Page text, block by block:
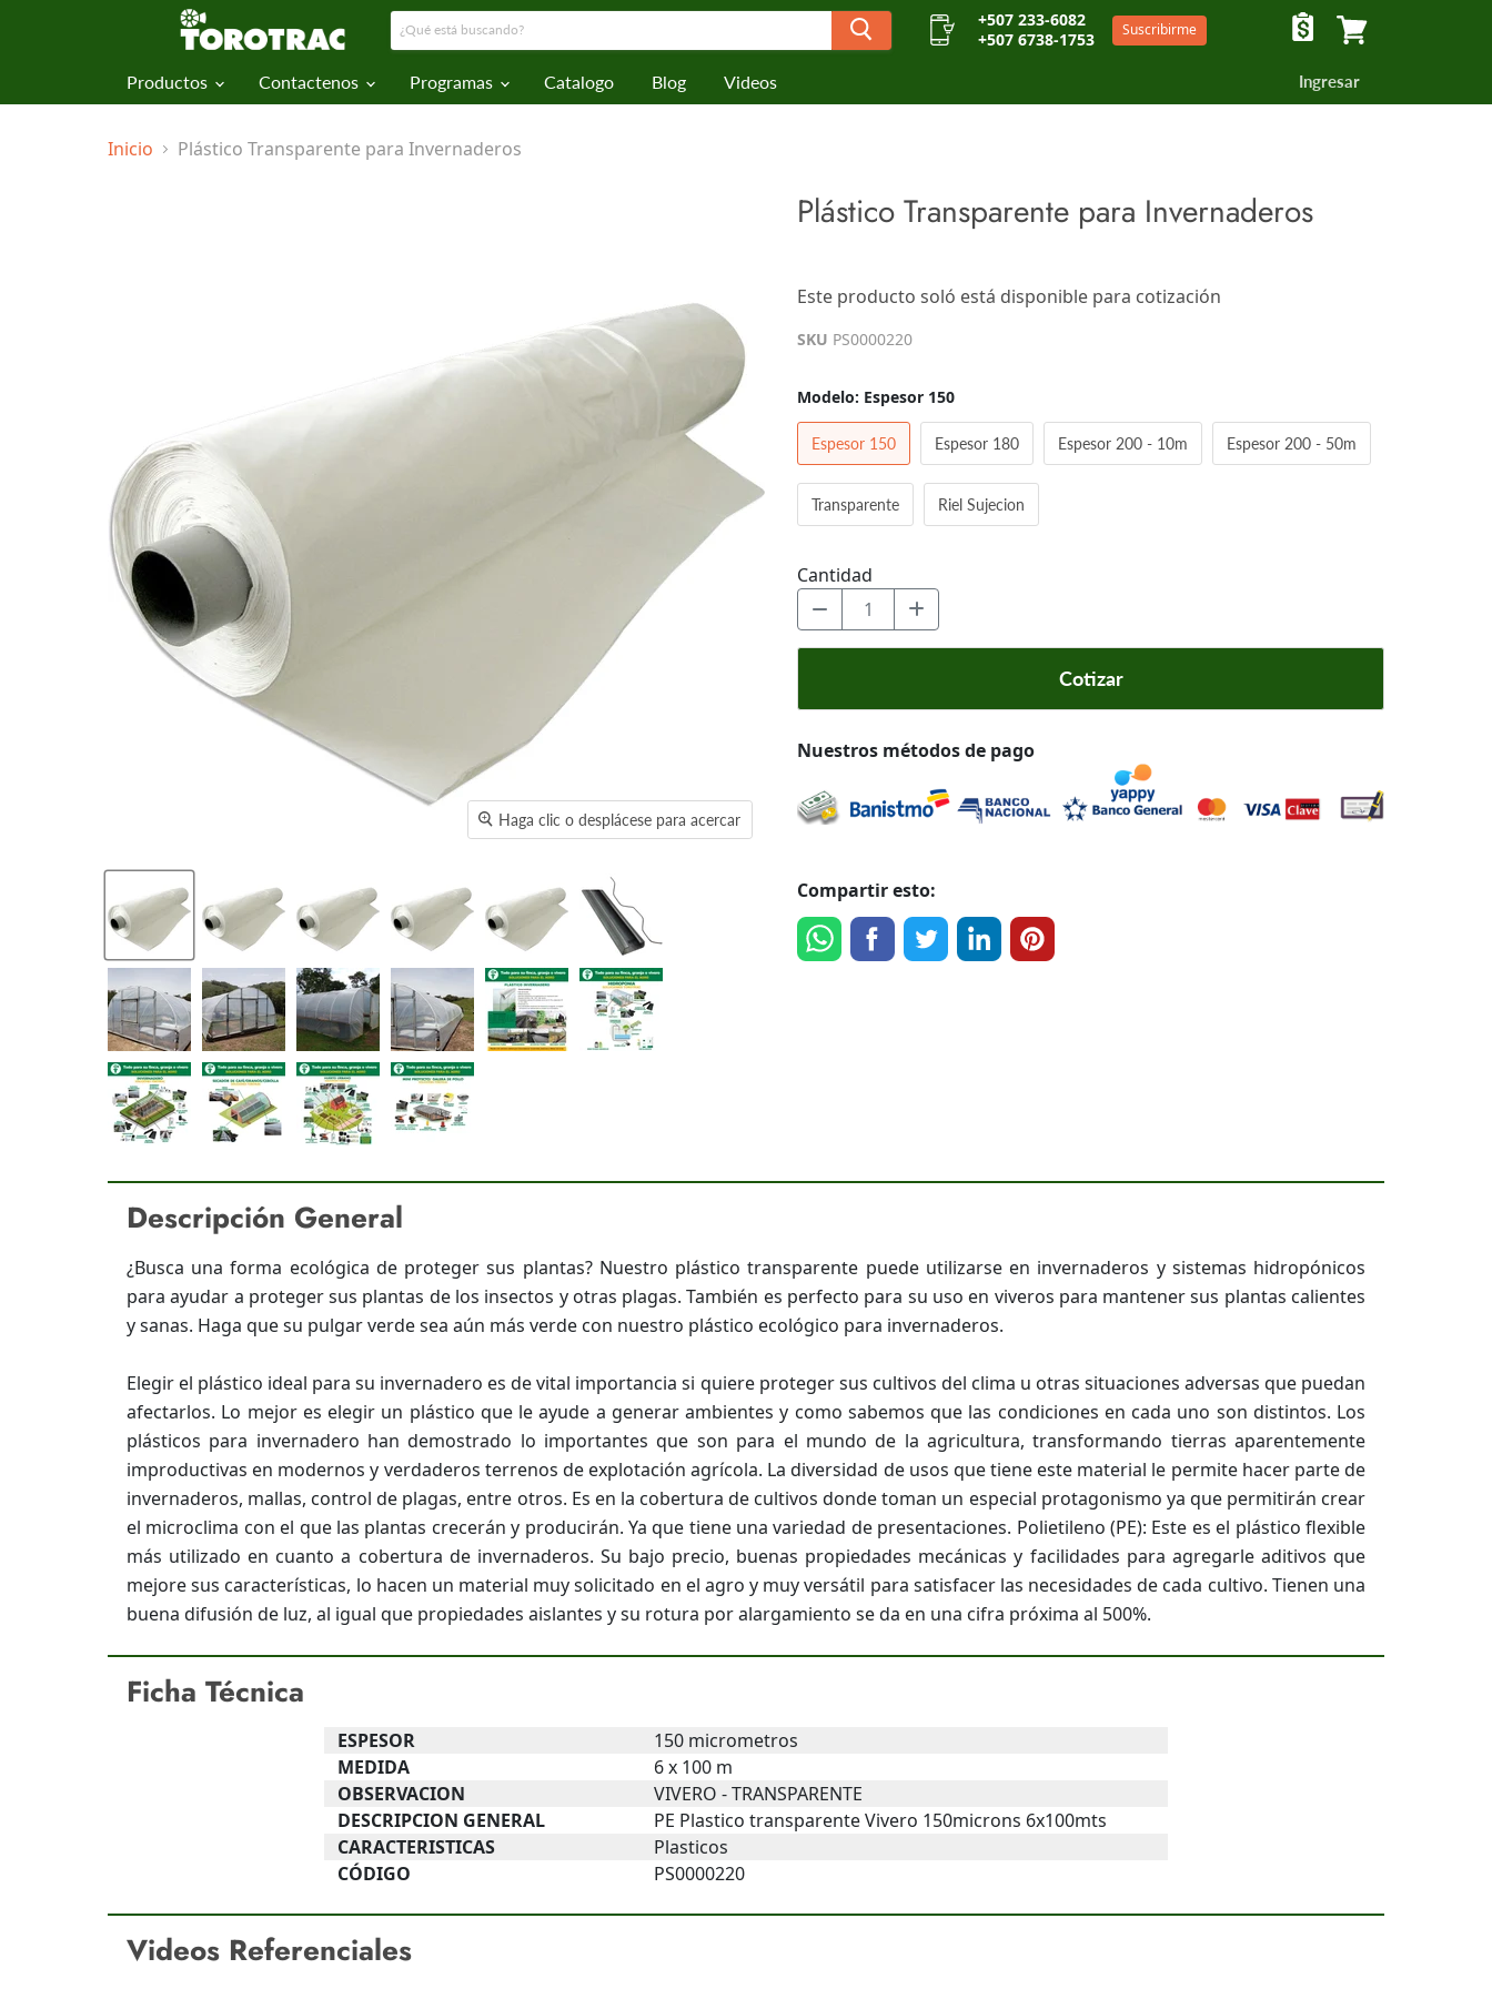
+507 233-6082
+507 6738-1753
Suscribirme
Productos Contactenos Programas Catalogo Blog Videos Ingresar
Inicio Plástico Transparente para Invernaderos
Haga clic o desplácese para acercar
Plástico Transparente para Invernaderos
$0.00
Este producto soló está disponible para cotización
SKU PS0000220
Modelo: Espesor 150
Espesor 150 Espesor 180 Espesor 200 - 10m Espesor 200 - 50m
Transparente Riel Sujecion
Cantidad
Cotizar
Nuestros métodos de pago
Compartir esto:
Descripción General
¿Busca una forma ecológica de proteger sus plantas? Nuestro plástico transparente puede utilizarse en invernaderos y sistemas hidropónicos
para ayudar a proteger sus plantas de los insectos y otras plagas. También es perfecto para su uso en viveros para mantener sus plantas calientes
y sanas. Haga que su pulgar verde sea aún más verde con nuestro plástico ecológico para invernaderos.
Elegir el plástico ideal para su invernadero es de vital importancia si quiere proteger sus cultivos del clima u otras situaciones adversas que puedan
afectarlos. Lo mejor es elegir un plástico que le ayude a generar ambientes y como sabemos que las condiciones en cada uno son distintos. Los
plásticos para invernadero han demostrado lo importantes que son para el mundo de la agricultura, transformando tierras aparentemente
improductivas en modernos y verdaderos terrenos de explotación agrícola. La diversidad de usos que tiene este material le permite hacer parte de
invernaderos, mallas, control de plagas, entre otros. Es en la cobertura de cultivos donde toman un especial protagonismo ya que permitirán crear
el microclima con el que las plantas crecerán y producirán. Ya que tiene una variedad de presentaciones. Polietileno (PE): Este es el plástico flexible
más utilizado en cuanto a cobertura de invernaderos. Su bajo precio, buenas propiedades mecánicas y facilidades para agregarle aditivos que
mejore sus características, lo hacen un material muy solicitado en el agro y muy versátil para satisfacer las necesidades de cada cultivo. Tienen una
buena difusión de luz, al igual que propiedades aislantes y su rotura por alargamiento se da en una cifra próxima al 500%.
Ficha Técnica
ESPESOR
150 micrometros
MEDIDA
6 x 100 m
OBSERVACION
VIVERO - TRANSPARENTE
DESCRIPCION GENERAL
PE Plastico transparente Vivero 150microns 6x100mts
CARACTERISTICAS
Plasticos
CÓDIGO
PS0000220
MEDIDA
MEDIDA
MEDIDA
OBSERVACION
OBSERVACION
Videos Referenciales